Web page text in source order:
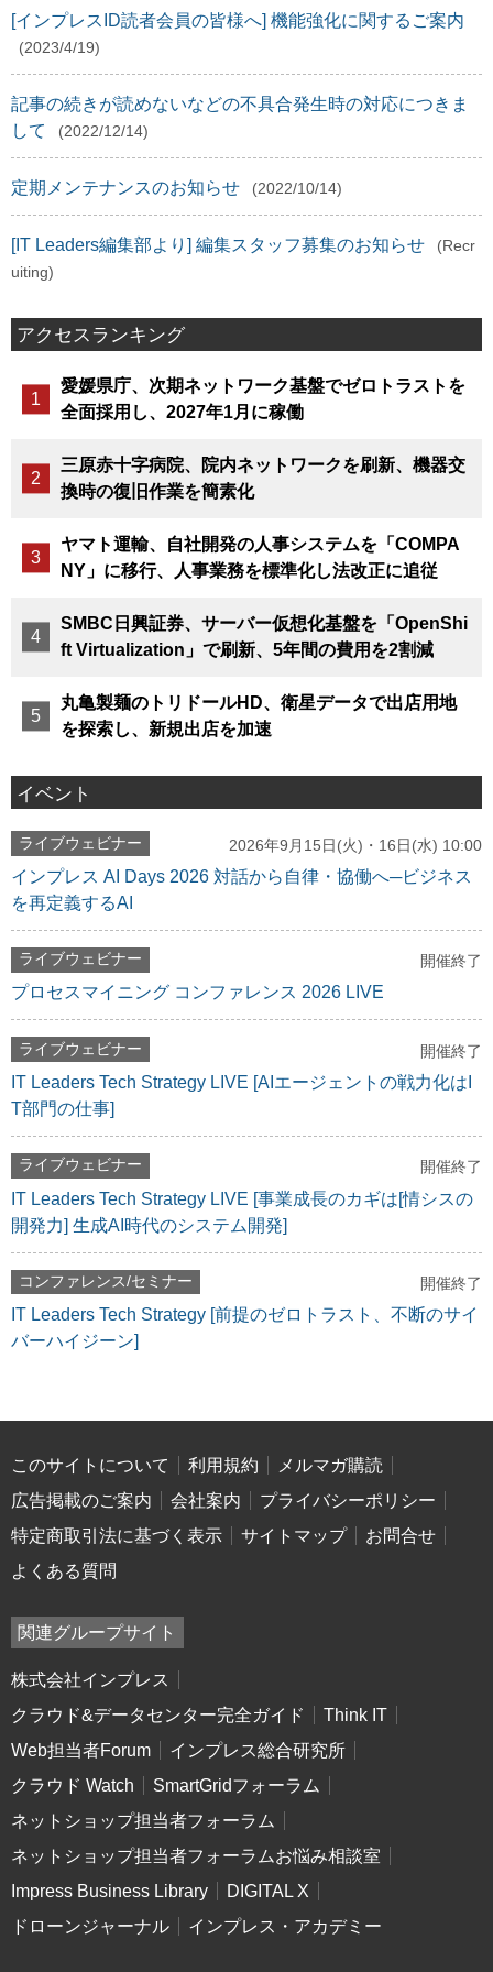
[インプレスID読者会員の皆様へ] 機能強化に関するご案内
(2023/4/19)
記事の続きが読めないなどの不具合発生時の対応につきま
して
(2022/12/14)
定期メンテナンスのお知らせ (2022/10/14)
[IT Leaders編集部より] 編集スタッフ募集のお知らせ
(Recr
uiting)
アクセスランキング
愛媛県庁、次期ネットワーク基盤でゼロトラストを
全面採用し、2027年1月に稼働
三原赤十字病院、院内ネットワークを刷新、機器交
換時の復旧作業を簡素化
ヤマト運輸、自社開発の人事システムを「COMPA
NY」に移行、人事業務を標準化し法改正に追従
SMBC日興証券、サーバー仮想化基盤を「OpenShi
ft Virtualization」で刷新、5年間の費用を2割減
丸亀製麺のトリドールHD、衛星データで出店用地
を探索し、新規出店を加速
イベント
ライブウェビナー 2026年9月15日(火)・16日(水) 10:00
インプレス AI Days 2026 対話から自律・協働へ─ビジネス
を再定義するAI
ライブウェビナー 開催終了
プロセスマイニング コンファレンス 2026 LIVE
ライブウェビナー 開催終了
IT Leaders Tech Strategy LIVE [AIエージェントの戦力化はI
T部門の仕事]
ライブウェビナー 開催終了
IT Leaders Tech Strategy LIVE [事業成長のカギは[情シスの
開発力] 生成AI時代のシステム開発]
コンファレンス/セミナー 開催終了
IT Leaders Tech Strategy [前提のゼロトラスト、不断のサイ
バーハイジーン]
このサイトについて 利用規約
メルマガ購読
広告掲載のご案内
会社案内
プライバシーポリシー
特定商取引法に基づく表示
サイトマップ
お問合せ
よくある質問
関連グループサイト
株式会社インプレス
クラウド&データセンター完全ガイド
Think IT
Web担当者Forum
インプレス総合研究所
クラウド Watch
SmartGridフォーラム
ネットショップ担当者フォーラム
ネットショップ担当者フォーラムお悩み相談室
Impress Business Library
DIGITAL X
ドローンジャーナル
インプレス・アカデミー